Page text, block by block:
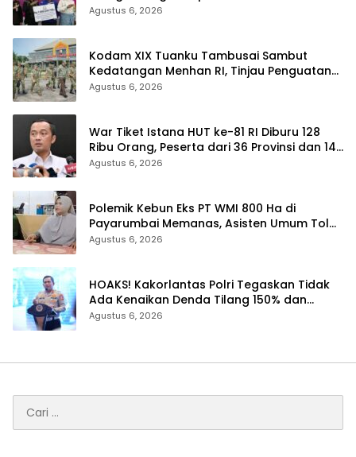
Korupsi BPR Indra Arta
Agustus 6, 2026
Kodam XIX Tuanku Tambusai Sambut
Kedatangan Menhan RI, Tinjau Penguatan
Yonif TP di Bengkalis dan Kampar
Agustus 6, 2026
War Tiket Istana HUT ke-81 RI Diburu 128
Ribu Orang, Peserta dari 36 Provinsi dan 14
Negara
Agustus 6, 2026
Polemik Kebun Eks PT WMI 800 Ha di
Payarumbai Memanas, Asisten Umum Tolak
Dikelola Agrinas dan Tantang Presiden
Agustus 6, 2026
HOAKS! Kakorlantas Polri Tegaskan Tidak
Ada Kenaikan Denda Tilang 150% dan
Tilang Manual Menyeluruh
Agustus 6, 2026
untuk: